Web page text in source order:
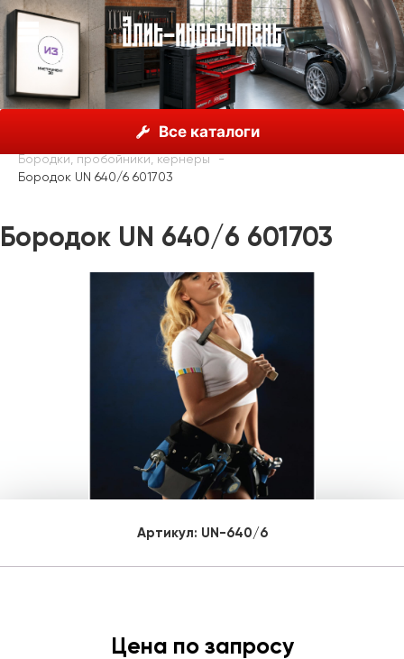
Все каталоги
Unior, Словения
Молотки, пробойники, зубила
Бородки, пробойники, кернеры
Бородок UN 640/6 601703
Бородок UN 640/6 601703
Артикул: UN-640/6
Цена по запросу